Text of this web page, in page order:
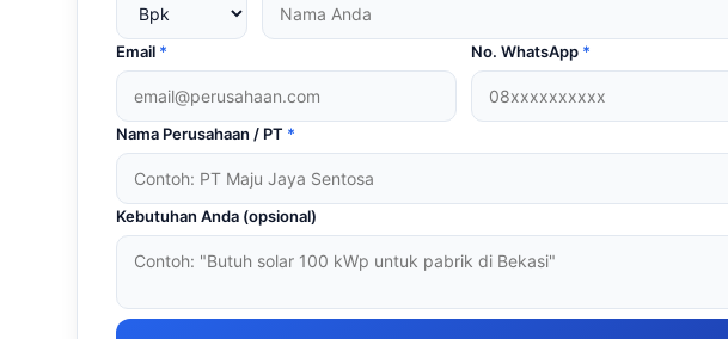
Email * No. WhatsApp *
Nama Perusahaan / PT *
Kebutuhan Anda (opsional)